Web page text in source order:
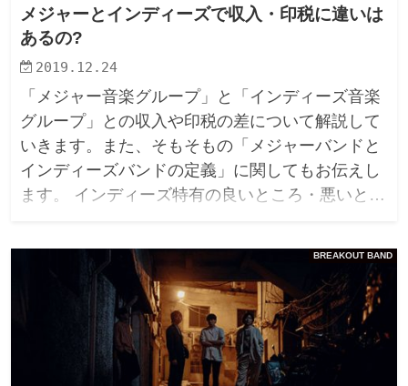
メジャーとインディーズで収入・印税に違いは
あるの?
2019.12.24
「メジャー音楽グループ」と「インディーズ音楽
グループ」との収入や印税の差について解説して
いきます。また、そもそもの「メジャーバンドと
インディーズバンドの定義」に関してもお伝えし
ます。 インディーズ特有の良いところ・悪いと…
BREAKOUT BAND